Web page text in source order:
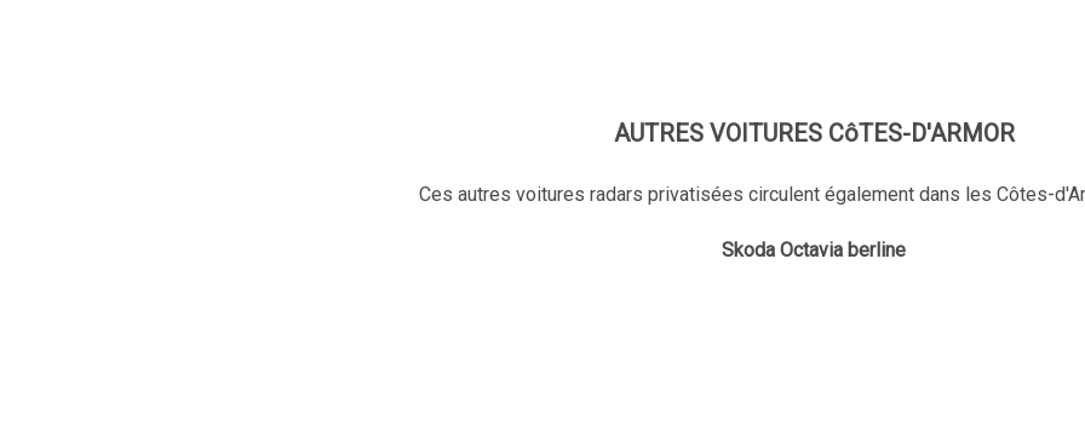
AUTRES VOITURES CôTES-D'ARMOR
Ces autres voitures radars privatisées circulent également dans les Côtes-
Skoda Octavia berline